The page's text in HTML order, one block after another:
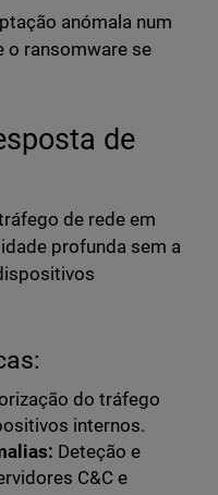
anómala num
o ransomware se
de
de rede em
profunda sem a
do tráfego
internos.
Deteção e
C&C e